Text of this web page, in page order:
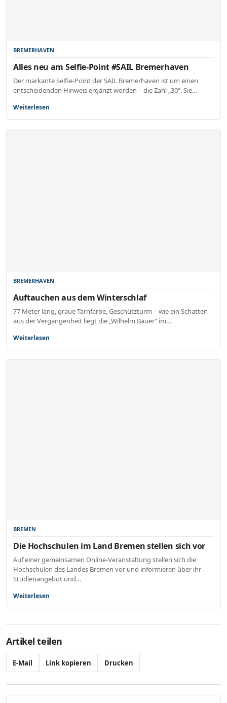
BREMERHAVEN
Alles neu am Selfie-Point #SAIL Bremerhaven
Der markante Selfie-Point der SAIL Bremerhaven ist um einen
entscheidenden Hinweis ergänzt worden – die Zahl „30“. Sie…
Weiterlesen
BREMERHAVEN
Auftauchen aus dem Winterschlaf
77 Meter lang, graue Tarnfarbe, Geschützturm – wie ein Schatten
aus der Vergangenheit liegt die „Wilhelm Bauer“ im…
Weiterlesen
BREMEN
Die Hochschulen im Land Bremen stellen sich vor
Auf einer gemeinsamen Online-Veranstaltung stellen sich die
Hochschulen des Landes Bremen vor und informieren über ihr
Studienangebot und…
Weiterlesen
Artikel teilen
E-Mail Link kopieren Drucken